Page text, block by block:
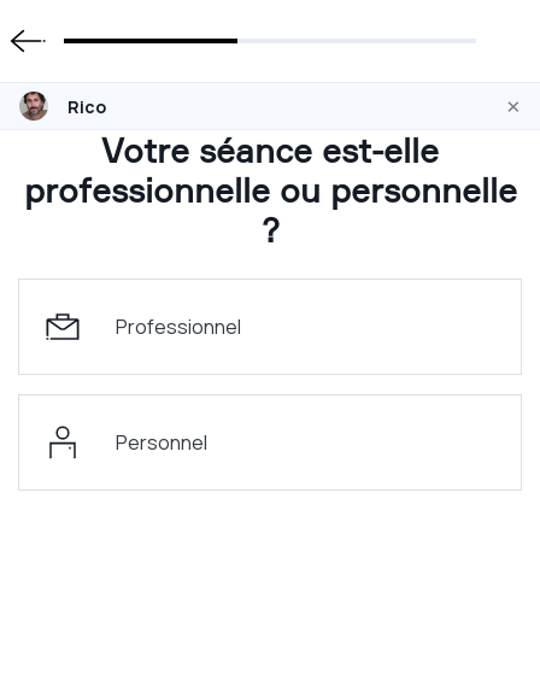
Rico ×
Votre séance est-elle
professionnelle ou personnelle
?
Professionnel
Personnel